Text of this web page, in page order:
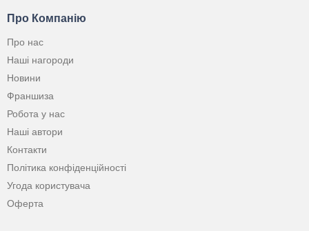
Про Компанію
Про нас
Наші нагороди
Новини
Франшиза
Робота у нас
Наші автори
Контакти
Політика конфіденційності
Угода користувача
Оферта